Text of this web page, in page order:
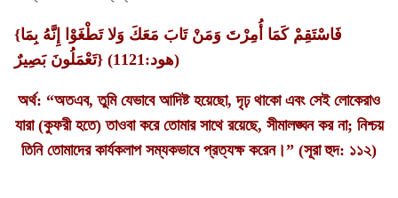
{فَاسْتَقِمْ كَمَا أُمِرْتَ وَمَنْ تَابَ مَعَكَ وَلا تَطْغَوْا إِنَّهُ بِمَا
تَعْمَلُونَ بَصِيرٌ} (هود:1121)
অর্থ: “অতএব, তুমি যেভাবে আদিষ্ট হয়েছো, দৃঢ় থাকো এবং সেই লোকেরাও
যারা (কুফরী হতে) তাওবা করে তোমার সাথে রয়েছে, সীমালঙ্ঘন কর না; নিশ্চয়
তিনি তোমাদের কার্যকলাপ সম্যকভাবে প্রত্যক্ষ করেন।” (সূরা হুদ: ১১২)